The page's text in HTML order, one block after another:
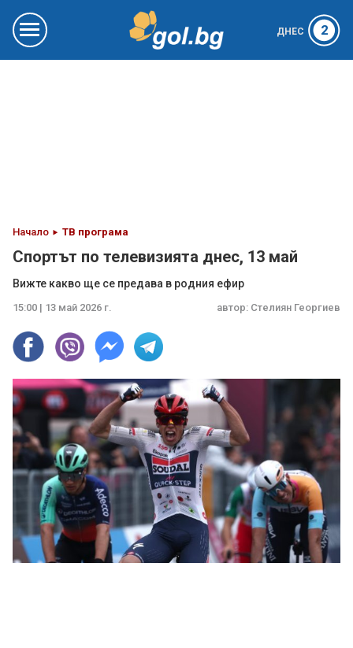
ДНЕС 2
Начало ТВ програма
Спортът по телевизията днес, 13 май
Вижте какво ще се предава в родния ефир
15:00 | 13 май 2026 г. автор: Стелиян Георгиев